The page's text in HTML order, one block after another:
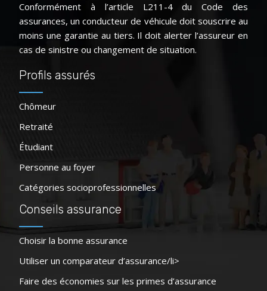
Conformément à l’article L211-4 du Code des
assurances, un conducteur de véhicule doit souscrire au
moins une garantie au tiers. Il doit alerter l’assureur en
cas de sinistre ou changement de situation.
Profils assurés
Chômeur
Retraité
Étudiant
Personne au foyer
Catégories socioprofessionnelles
Conseils assurance
Choisir la bonne assurance
Utiliser un comparateur d’assurance/li>
Faire des économies sur les primes d’assurance